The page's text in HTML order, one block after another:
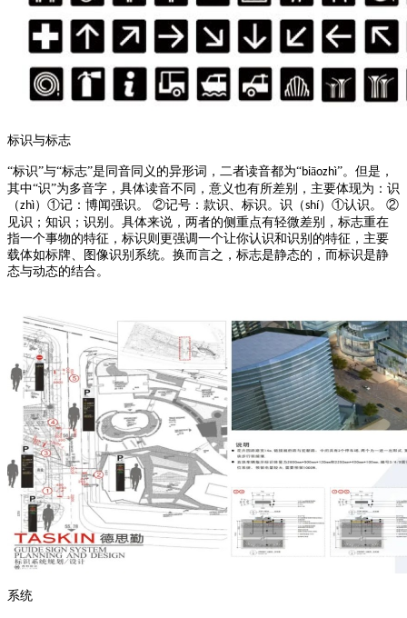
标识与标志
“标识”与“标志”是同音同义的异形词，二者读音都为“biāozhì”。但是，
其中“识”为多音字，具体读音不同，意义也有所差别，主要体现为：识
（zhì）①记：博闻强识。 ②记号：款识、标识。识（shí）①认识。 ②
见识；知识；识别。具体来说，两者的侧重点有轻微差别，标志重在
指一个事物的特征，标识则更强调一个让你认识和识别的特征，主要
载体如标牌、图像识别系统。换而言之，标志是静态的，而标识是静
态与动态的结合。
系统